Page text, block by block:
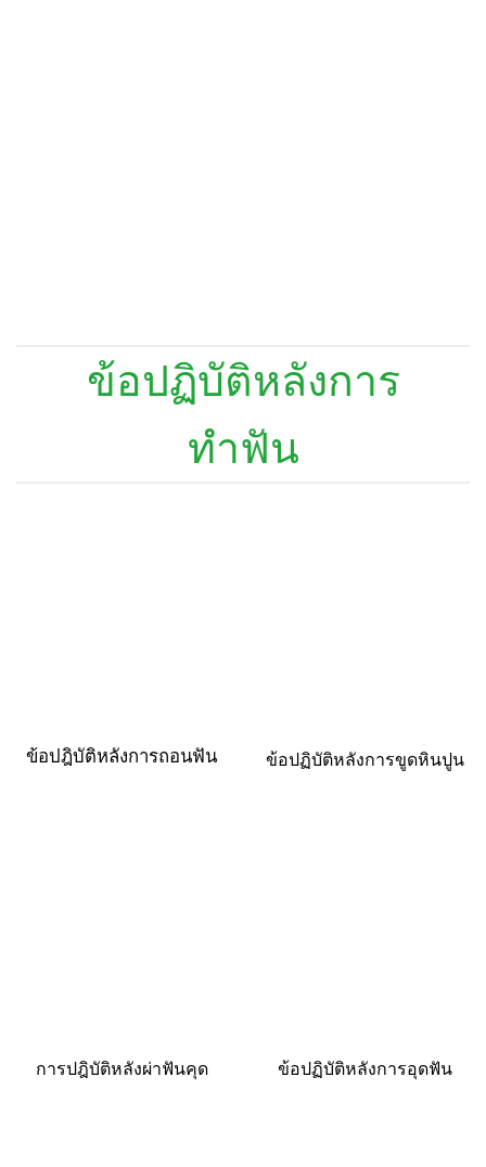
ข้อปฏิบัติหลังการ
ทำฟัน
ข้อปฎิบัติหลังการถอนฟัน ข้อปฏิบัติหลังการขูดหินปูน
การปฎิบัติหลังผ่าฟันคุด ข้อปฏิบัติหลังการอุดฟัน